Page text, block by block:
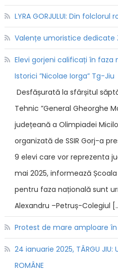
LYRA GORJULUI: Din
Valențe umoristice dedicate
Elevi gorjeni calificați în faza
Istorici ”Nicolae Iorga” Tg-Jiu
Desfășurată la sfârșitul
Tehnic ”General Gheorghe
județeană a Olimpiadei
organizată de SSIR Gorj-a
9 elevi care vor reprezenta
mai 2025, informează
pentru faza națională sunt
Alexandru –Petruș-Colegiul
Protest de mare amploare în
24 ianuarie 2025, TÂRGU JIU:
ROMÂNE